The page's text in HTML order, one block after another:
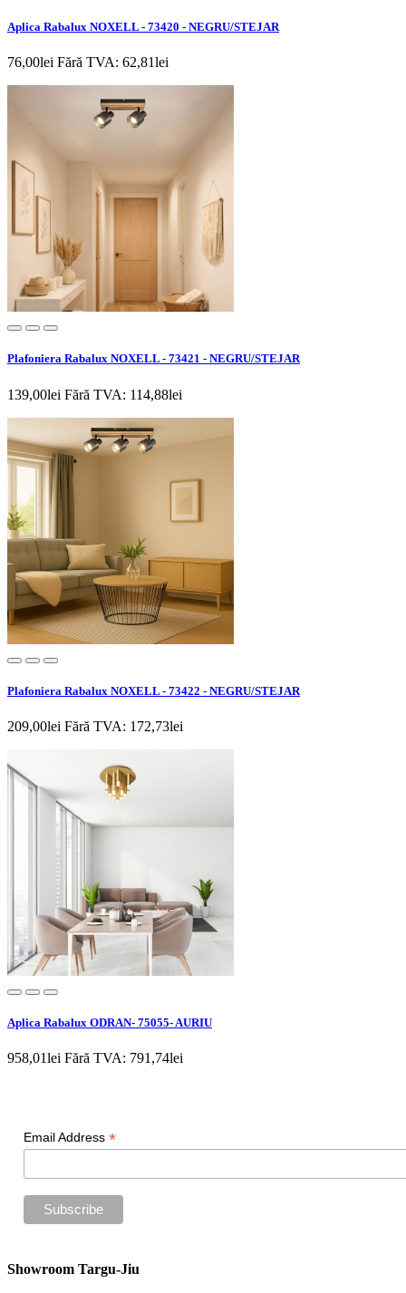
Aplica Rabalux NOXELL - 73420 - NEGRU/STEJAR
76,00lei Fără TVA: 62,81lei
Plafoniera Rabalux NOXELL - 73421 - NEGRU/STEJAR
139,00lei Fără TVA: 114,88lei
Plafoniera Rabalux NOXELL - 73422 - NEGRU/STEJAR
209,00lei Fără TVA: 172,73lei
Aplica Rabalux ODRAN- 75055- AURIU
958,01lei Fără TVA: 791,74lei
Email Address *
Showroom Targu-Jiu